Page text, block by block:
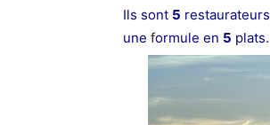
Ils sont 5 restaurateurs
une formule en 5 plats.